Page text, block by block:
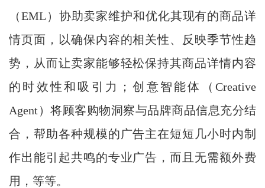
（EML）协助卖家维护和优化其现有的商品详
情页面，以确保内容的相关性、反映季节性趋
势，从而让卖家能够轻松保持其商品详情内容
的时效性和吸引力；创意智能体（Creative
Agent）将顾客购物洞察与品牌商品信息充分结
合，帮助各种规模的广告主在短短几小时内制
作出能引起共鸣的专业广告，而且无需额外费
用，等等。